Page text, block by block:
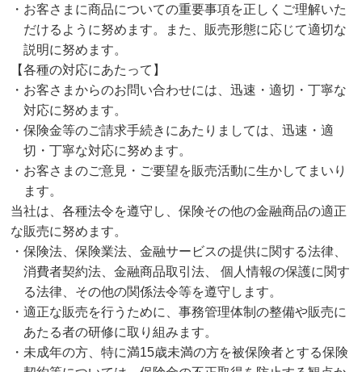
お客さまに商品についての重要事項を正しくご理解いた
だけるように努めます。また、販売形態に応じて適切な
説明に努めます。
【各種の対応にあたって】
お客さまからのお問い合わせには、迅速・適切・丁寧な
対応に努めます。
保険金等のご請求手続きにあたりましては、迅速・適
切・丁寧な対応に努めます。
お客さまのご意見・ご要望を販売活動に生かしてまいり
ます。
当社は、各種法令を遵守し、保険その他の金融商品の適正
な販売に努めます。
保険法、保険業法、金融サービスの提供に関する法律、
消費者契約法、金融商品取引法、 個人情報の保護に関す
る法律、その他の関係法令等を遵守します。
適正な販売を行うために、事務管理体制の整備や販売に
あたる者の研修に取り組みます。
未成年の方、特に満15歳未満の方を被保険者とする保険